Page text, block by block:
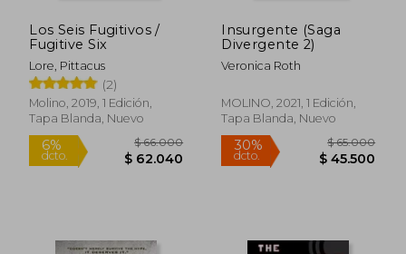
Los Seis Fugitivos /
Fugitive Six
Lore, Pittacus
(2)
Molino, 2019, 1 Edición,
Tapa Blanda, Nuevo
Insurgente (Saga
Divergente 2)
Veronica Roth
MOLINO, 2021, 1 Edición,
Tapa Blanda, Nuevo